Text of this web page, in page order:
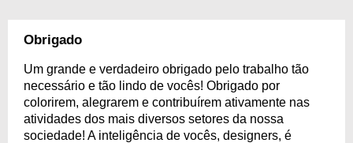
Obrigado
Um grande e verdadeiro obrigado pelo trabalho tão
necessário e tão lindo de vocês! Obrigado por
colorirem, alegrarem e contribuírem ativamente nas
atividades dos mais diversos setores da nossa
sociedade! A inteligência de vocês, designers, é